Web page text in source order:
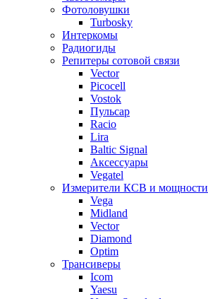
Фотоловушки
Turbosky
Интеркомы
Радиогиды
Репитеры сотовой связи
Vector
Picocell
Vostok
Пульсар
Racio
Lira
Baltic Signal
Аксессуары
Vegatel
Измерители КСВ и мощности
Vega
Midland
Vector
Diamond
Optim
Трансиверы
Icom
Yaesu